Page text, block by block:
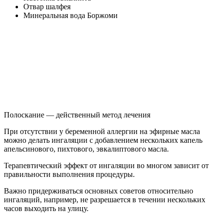
Отвар шалфея
Минеральная вода Боржоми
Полоскание — действенный метод лечения
При отсутствии у беременной аллергии на эфирные масла
можно делать ингаляции с добавлением нескольких капель
апельсинового, пихтового, эвкалиптового масла.
Терапевтический эффект от ингаляции во многом зависит от
правильности выполнения процедуры.
Важно придерживаться основных советов относительно
ингаляций, например, не разрешается в течении нескольких
часов выходить на улицу.